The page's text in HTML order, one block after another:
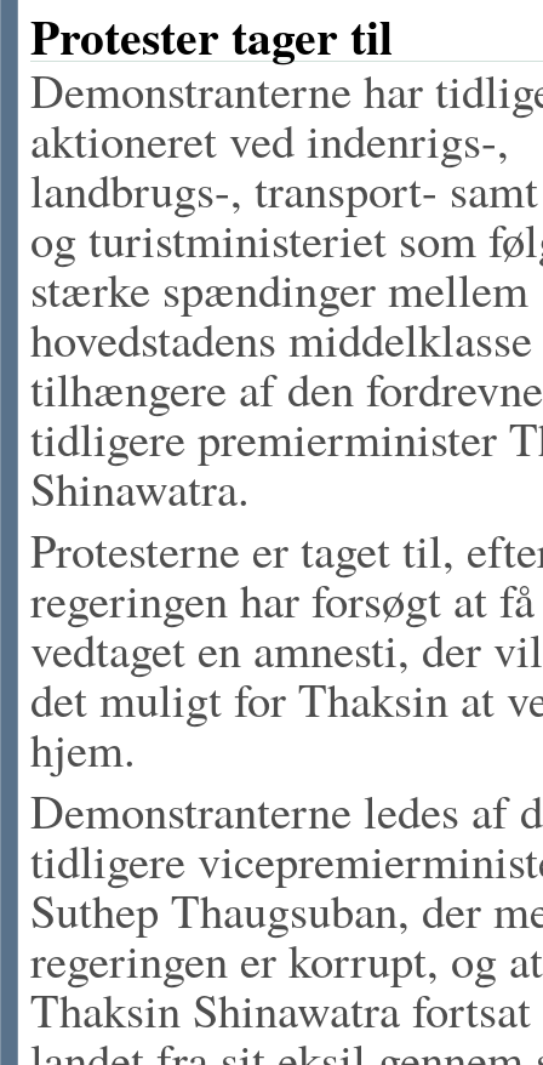
Protester tager til
Demonstranterne har
aktioneret ved indenrigs-,
landbrugs-, transport-
og turistministeriet som
stærke spændinger mellem
hovedstadens
tilhængere af den
tidligere premierminister
Shinawatra.
Protesterne er taget til,
regeringen har forsøgt at få
vedtaget en amnesti, der
det muligt for Thaksin at
hjem.
Demonstranterne ledes af
tidligere
Suthep Thaugsuban, der
regeringen er korrupt, og at
Thaksin Shinawatra